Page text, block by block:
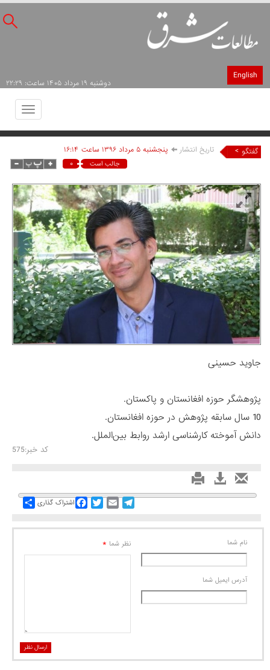
English
دوشنبه ۱۹ مرداد ۱۴۰۵ ساعت: ۲۲:۲۹
Toggle
گفتگو > تاریخ انتشار پنجشنبه ۵ مرداد ۱۳۹۶ ساعت ۱۶:۱۴
جالب است ۰
جاوید حسینی
پژوهشگر حوزه افغانستان و پاکستان.
10 سال سابقه پژوهش در حوزه افغانستان.
دانش آموخته کارشناسی ارشد روابط بین‌الملل.
کد خبر:575
Share اشتراک گذاری
FacebookTwitterEmail
Telegram
نام شما
آدرس ايميل شما
نظر شما *
ارسال نظر